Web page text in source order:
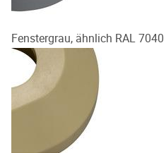
Fenstergrau, ähnlich RAL 7040